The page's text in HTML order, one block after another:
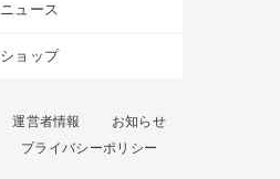
ニュース
ショップ
運営者情報
お知らせ
プライバシーポリシー